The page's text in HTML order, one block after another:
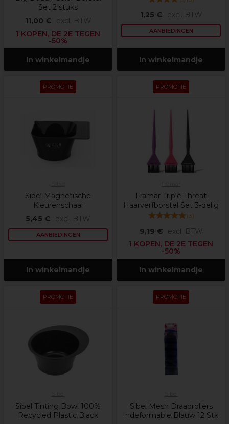
Set 2 stuks
11,00 €
excl. BTW
1 KOPEN, DE 2E TEGEN
-50%
In winkelmandje
1,25 € excl. BTW
AANBIEDINGEN
In winkelmandje
PROMOTIE
Sibel Magnetische
Kleurenschaal
5,45 €
excl. BTW
AANBIEDINGEN
In winkelmandje
PROMOTIE
Framar Triple Threat
Haarverfborstel Set 3-delig
(3)
9,19 €
excl. BTW
1 KOPEN, DE 2E TEGEN
-50%
In winkelmandje
PROMOTIE
Sibel Tinting Bowl 100%
Recycled Plastic Black
PROMOTIE
Sibel Mesh Draadrollers
Indeformable Blauw 12 Stk.